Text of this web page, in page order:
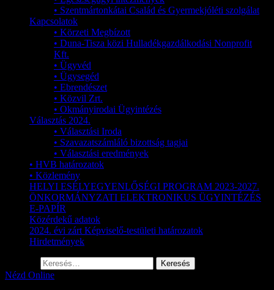
• Szentmártonkátai Család és Gyermekjóléti szolgálat
Kapcsolatok
• Körzeti Megbízott
• Duna-Tisza közi Hulladékgazdálkodási Nonprofit
Kft.
• Ügyvéd
• Ügysegéd
• Ebrendészet
• Közvil Zrt.
• Okmányirodai Ügyintézés
Választás 2024.
• Választási Iroda
• Szavazatszámláló bizottság tagjai
• Választási eredmények
• HVB határozatok
• Közlemény
HELYI ESÉLYEGYENLŐSÉGI PROGRAM 2023-2027.
ÖNKORMÁNYZATI ELEKTRONIKUS ÜGYINTÉZÉS
E-PAPÍR
Közérdekű adatok
2024. évi zárt Képviselő-testületi határozatok
Hirdetmények
Nézd Online